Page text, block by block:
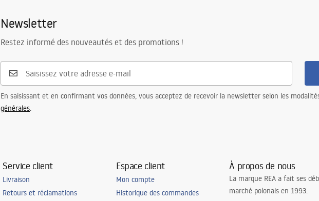
Newsletter
Restez informé des nouveautés et des promotions !
En saisissant et en confirmant vos données, vous acceptez de recevoir la newsletter selon les
générales.
Service client
Livraison
Retours et réclamations
Espace client
Mon compte
Historique des commandes
À propos de nous
La marque REA a fait ses
marché polonais en 1993.